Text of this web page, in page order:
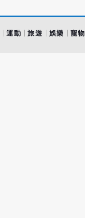
運動 旅遊 娛樂 寵物